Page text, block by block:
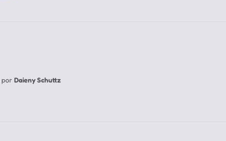
porDaieny Schuttz